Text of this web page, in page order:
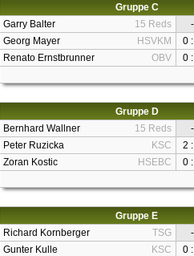
Gruppe C
Garry Balter
15 Reds
-
Georg Mayer
HSVKM
0
Renato Ernstbrunner
OBV 0
Gruppe D
Bernhard Wallner
15 Reds
-
Peter Ruzicka
KSC
2
Zoran Kostic
HSEBC 0
Gruppe E
Richard Kornberger
TSG
-
Gunter Kulle
KSC
0